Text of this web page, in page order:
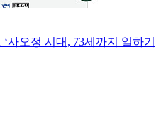
사오정 시대, 73세까지 일하기